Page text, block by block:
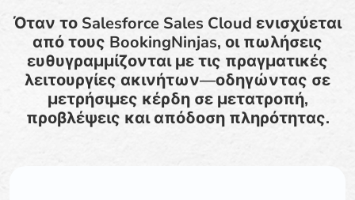
Όταν το Salesforce Sales Cloud ενισχύεται
από τους BookingNinjas, οι πωλήσεις
ευθυγραμμίζονται με τις πραγματικές
λειτουργίες ακινήτων—οδηγώντας σε
μετρήσιμες κέρδη σε μετατροπή,
προβλέψεις και απόδοση πληρότητας.